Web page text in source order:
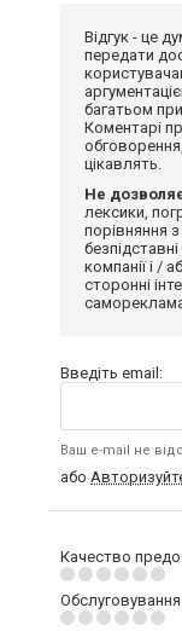
Відгук - це
передати
багатьом
Коментарі
цікавлять.
Не
лексики,
порівняння
компанії і /
сторонні
Введіть email:
Ваш e-mail не
або
Качество
Обслуговування